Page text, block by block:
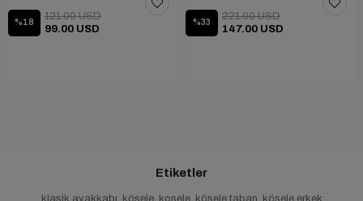
%18
99.00 USD
121.00 USD
%33
147.00 USD
221.00 USD
Etiketler
klasik ayakkabı kösele, kosele, kösele taban kösele erkek